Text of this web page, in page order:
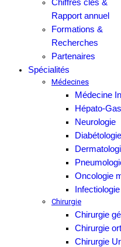
Chiffres clés &
Rapport annuel
Formations &
Recherches
Partenaires
Spécialités
Médecines
Médecine
Hépato-
Neurologie
Diabétologie
Oncologie
Infectiologie
Chirurgie
Chirurgie
Chirurgie
Chirurgie